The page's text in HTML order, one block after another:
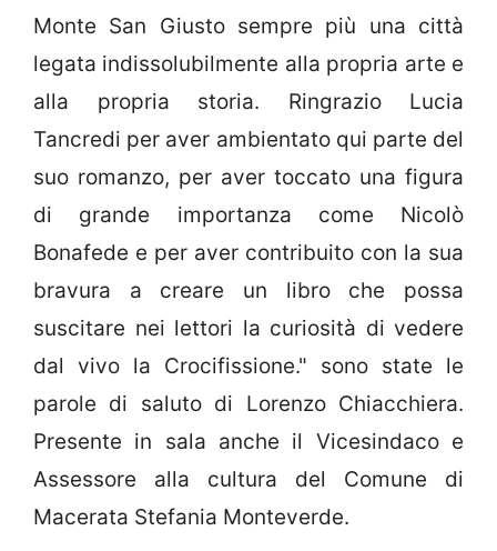
Monte San Giusto sempre più una città
legata indissolubilmente alla propria arte e
alla propria storia. Ringrazio Lucia
Tancredi per aver ambientato qui parte del
suo romanzo, per aver toccato una figura
di grande importanza come Nicolò
Bonafede e per aver contribuito con la sua
bravura a creare un libro che possa
suscitare nei lettori la curiosità di vedere
dal vivo la Crocifissione." sono state le
parole di saluto di Lorenzo Chiacchiera.
Presente in sala anche il Vicesindaco e
Assessore alla cultura del Comune di
Macerata Stefania Monteverde.